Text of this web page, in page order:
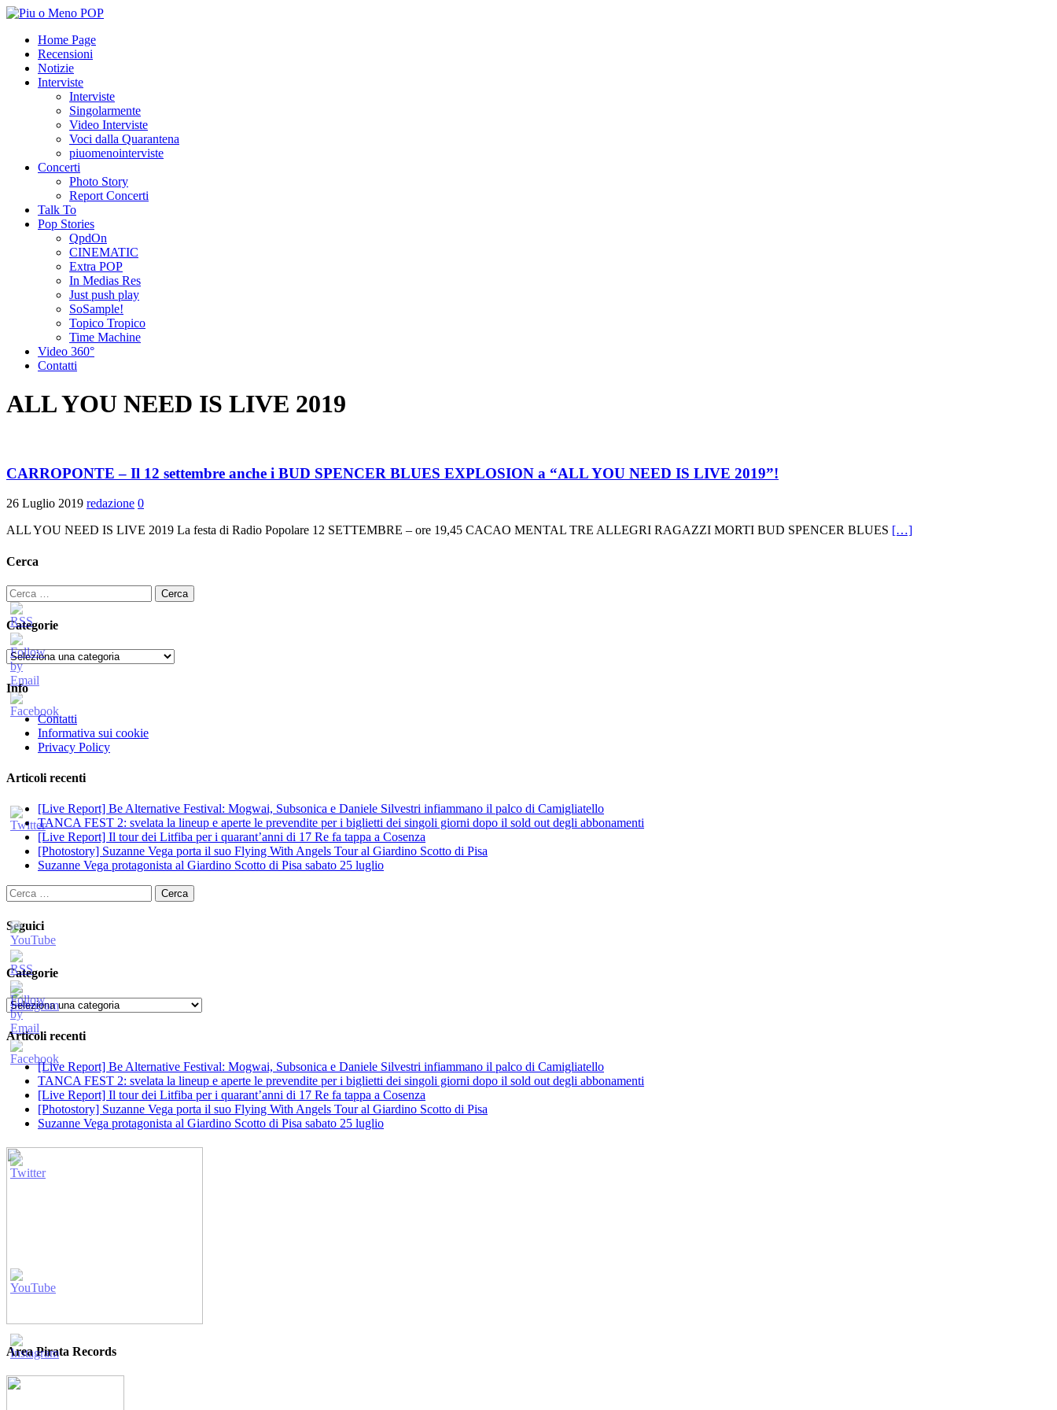
Home Page
Recensioni
Notizie
Interviste
Interviste
Singolarmente
Video Interviste
Voci dalla Quarantena
piuomenointerviste
Concerti
Photo Story
Report Concerti
Talk To
Pop Stories
QpdOn
CINEMATIC
Extra POP
In Medias Res
Just push play
SoSample!
Topico Tropico
Time Machine
Video 360°
Contatti
ALL YOU NEED IS LIVE 2019
CARROPONTE – Il 12 settembre anche i BUD SPENCER BLUES EXPLOSION a “ALL YOU NEED IS LIVE 2019”!
26 Luglio 2019 redazione 0
ALL YOU NEED IS LIVE 2019 La festa di Radio Popolare 12 SETTEMBRE – ore 19,45 CACAO MENTAL TRE ALLEGRI RAGAZZI MORTI BUD SPENCER BLUES […]
Cerca
Ricerca
per:
Categorie
Categorie
Info
Contatti
Informativa sui cookie
Privacy Policy
Articoli recenti
[Live Report] Be Alternative Festival: Mogwai, Subsonica e Daniele Silvestri infiammano il palco di Camigliatello
TANCA FEST 2: svelata la lineup e aperte le prevendite per i biglietti dei singoli giorni dopo il sold out degli abbonamenti
[Live Report] Il tour dei Litfiba per i quarant’anni di 17 Re fa tappa a Cosenza
[Photostory] Suzanne Vega porta il suo Flying With Angels Tour al Giardino Scotto di Pisa
Suzanne Vega protagonista al Giardino Scotto di Pisa sabato 25 luglio
Ricerca
per:
Seguici
Categorie
Categorie
Articoli recenti
[Live Report] Be Alternative Festival: Mogwai, Subsonica e Daniele Silvestri infiammano il palco di Camigliatello
TANCA FEST 2: svelata la lineup e aperte le prevendite per i biglietti dei singoli giorni dopo il sold out degli abbonamenti
[Live Report] Il tour dei Litfiba per i quarant’anni di 17 Re fa tappa a Cosenza
[Photostory] Suzanne Vega porta il suo Flying With Angels Tour al Giardino Scotto di Pisa
Suzanne Vega protagonista al Giardino Scotto di Pisa sabato 25 luglio
Area Pirata Records